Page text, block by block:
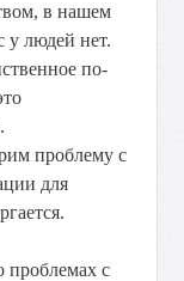
в нашем
у людей нет.
по-
проблему с
для
проблемах с